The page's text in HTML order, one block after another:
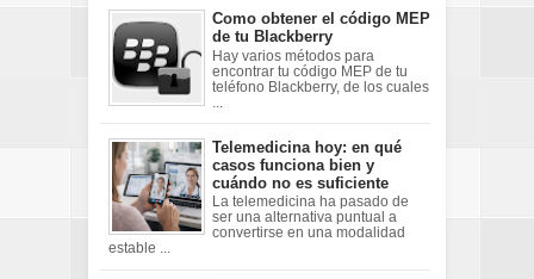
Como obtener el código MEP
de tu Blackberry
Hay varios métodos para
encontrar tu código MEP de tu
teléfono Blackberry, de los cuales
Telemedicina hoy: en qué
casos funciona bien y
cuándo no es suficiente
La telemedicina ha pasado de
ser una alternativa puntual a
convertirse en una modalidad
estable ...